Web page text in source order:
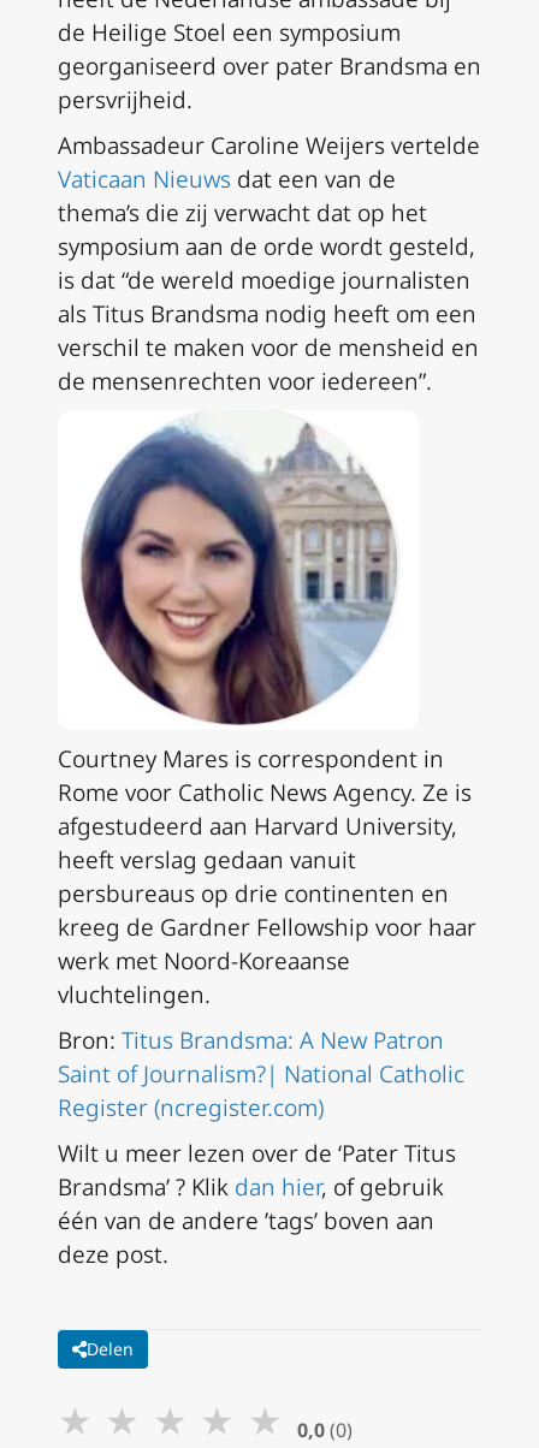
de Heilige Stoel een symposium
georganiseerd over pater Brandsma en
persvrijheid.
Ambassadeur Caroline Weijers vertelde
Vaticaan Nieuws dat een van de
thema’s die zij verwacht dat op het
symposium aan de orde wordt gesteld,
is dat “de wereld moedige journalisten
als Titus Brandsma nodig heeft om een
verschil te maken voor de mensheid en
de mensenrechten voor iedereen”.
Courtney Mares is correspondent in
Rome voor Catholic News Agency. Ze is
afgestudeerd aan Harvard University,
heeft verslag gedaan vanuit
persbureaus op drie continenten en
kreeg de Gardner Fellowship voor haar
werk met Noord-Koreaanse
vluchtelingen.
Bron: Titus Brandsma: A New Patron
Saint of Journalism?| National Catholic
Register (ncregister.com)
Wilt u meer lezen over de ‘Pater Titus
Brandsma’ ? Klik dan hier, of gebruik
één van de andere ’tags’ boven aan
deze post.
Delen
★ ★ ★ ★ ★ 0,0 (0)